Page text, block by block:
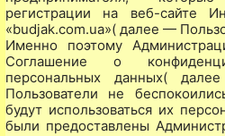
регистрации на веб-сайте
«budjak.com.ua»( далее —
Именно поэтому
Соглашение о
персональных данных(
Пользователи не
будут использоваться их
были предоставлены